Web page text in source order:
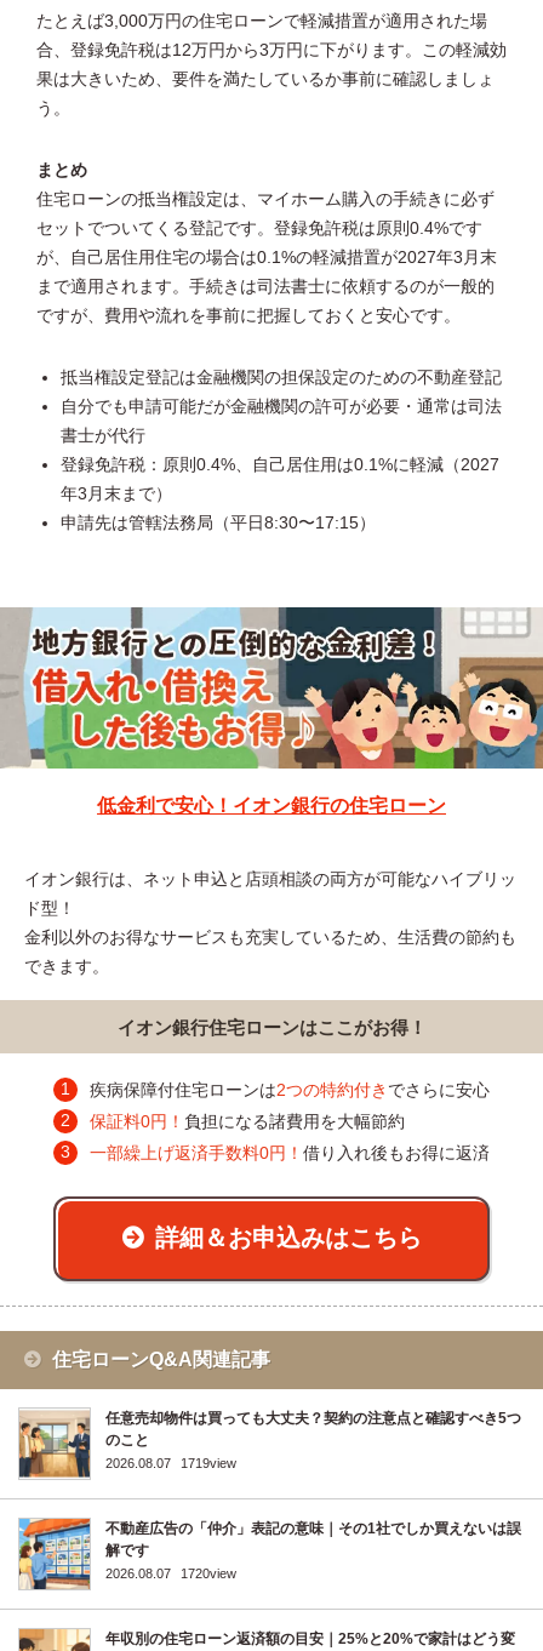
たとえば3,000万円の住宅ローンで軽減措置が適用された場
合、登録免許税は12万円から3万円に下がります。この軽減効
果は大きいため、要件を満たしているか事前に確認しましょ
う。
まとめ
住宅ローンの抵当権設定は、マイホーム購入の手続きに必ず
セットでついてくる登記です。登録免許税は原則0.4%です
が、自己居住用住宅の場合は0.1%の軽減措置が2027年3月末
まで適用されます。手続きは司法書士に依頼するのが一般的
ですが、費用や流れを事前に把握しておくと安心です。
抵当権設定登記は金融機関の担保設定のための不動産登記
自分でも申請可能だが金融機関の許可が必要・通常は司法
書士が代行
登録免許税：原則0.4%、自己居住用は0.1%に軽減（2027
年3月末まで）
申請先は管轄法務局（平日8:30〜17:15）
低金利で安心！イオン銀行の住宅ローン
イオン銀行は、ネット申込と店頭相談の両方が可能なハイブリッ
ド型！
金利以外のお得なサービスも充実しているため、生活費の節約も
できます。
イオン銀行住宅ローンはここがお得！
疾病保障付住宅ローンは2つの特約付き でさらに安心
保証料0円！ 負担になる諸費用を大幅節約
一部繰上げ返済手数料0円！ 借り入れ後もお得に返済
詳細＆お申込みはこちら
住宅ローンQ&A関連記事
任意売却物件は買っても大丈夫？契約の注意点と確認すべき5つ
のこと
2026.08.07 1719view
不動産広告の「仲介」表記の意味｜その1社でしか買えないは誤
解です
2026.08.07 1720view
年収別の住宅ローン返済額の目安｜25%と20%で家計はどう変